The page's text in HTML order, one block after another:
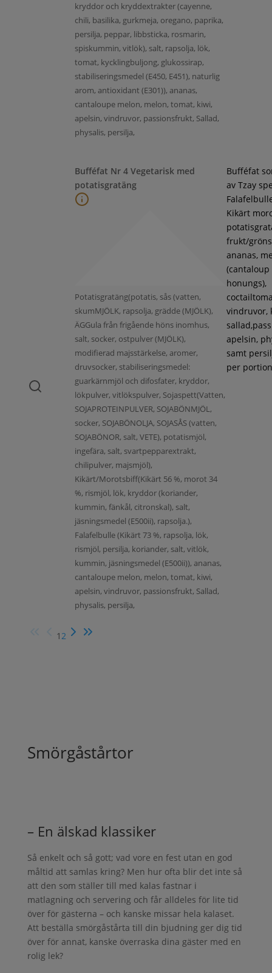
kryddor och kryddextrakter (cayenne,
chili, basilika, gurkmeja, oregano, paprika,
persilja, peppar, libbsticka, rosmarin,
spiskummin, vitlök), salt, rapsolja, lök,
tomat, kycklingbuljong, glukossirap,
stabiliseringsmedel (E450, E451), naturlig
arom, antioxidant (E301)), ananas,
cantaloupe melon, melon, tomat, kiwi,
apelsin, vindruvor, passionsfrukt, Sallad,
physalis, persilja,
Bufféfat Nr 4 Vegetarisk med
potatisgratäng
Potatisgratäng(potatis, sås (vatten,
skumMJÖLK, rapsolja, grädde (MJÖLK),
ÄGGula från frigående höns inomhus,
salt, socker, ostpulver (MJÖLK),
modifierad majsstärkelse, aromer,
druvsocker, stabiliseringsmedel:
guarkärnmjöl och difosfater, kryddor,
lökpulver, vitlökspulver, Sojaspett(Vatten,
SOJAPROTEINPULVER, SOJABÖNMJÖL,
socker, SOJABÖNOLJA, SOJASÅS (vatten,
SOJABÖNOR, salt, VETE), potatismjöl,
ingefära, salt, svartpepparextrakt,
chilipulver, majsmjöl),
Kikärt/Morotsbiff(Kikärt 56 %, morot 34
%, rismjöl, lök, kryddor (koriander,
kummin, fänkål, citronskal), salt,
jäsningsmedel (E500ii), rapsolja.),
Falafelbulle (Kikärt 73 %, rapsolja, lök,
rismjöl, persilja, koriander, salt, vitlök,
kummin, jäsningsmedel (E500ii)), ananas,
cantaloupe melon, melon, tomat, kiwi,
apelsin, vindruvor, passionsfrukt, Sallad,
physalis, persilja,
Bufféfat
av Tzay
Kikärt
frukt/
ananas,
(cantaloup
honungs),
vindruvor,
apelsin,
samt
per
1 2
Smörgåstårtor
– En älskad klassiker
Så enkelt och så gott; vad vore en fest utan en god
måltid att samlas kring? Men hur ofta blir det inte så
att den som ställer till med kalas fastnar i
matlagning och servering och får alldeles för lite tid
över för gästerna – och kanske missar hela kalaset.
Att beställa smörgåstårta till din bjudning ger dig tid
över för annat, kanske överraska dina gäster med en
rolig lek?